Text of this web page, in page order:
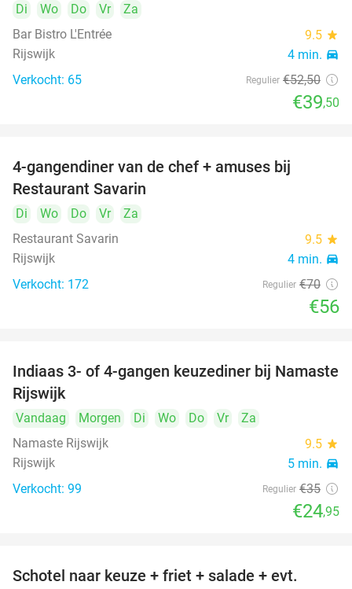
Di Wo Do Vr
Za
Bar Bistro L'Entrée
9.5 star
Rijswijk 4 min. directions_car
Verkocht: 65 Regulier €52,50
€39,50
4-gangendiner van de chef + amuses bij
Restaurant Savarin
Di Wo Do Vr
Za
Restaurant Savarin
9.5 star
Rijswijk 4 min. directions_car
Verkocht: 172 Regulier €70
€56
29%
Indiaas 3- of 4-gangen keuzediner bij Namaste
Rijswijk
Vandaag Morgen Di Wo Do Vr
Za
Namaste Rijswijk
9.5 star
Rijswijk 5 min. directions_car
Verkocht: 99 Regulier €35
€24,95
Schotel naar keuze + friet + salade + evt.